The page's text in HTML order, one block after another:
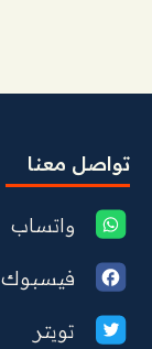
تواصل معنا
واتساب
فيسبوك
تويتر